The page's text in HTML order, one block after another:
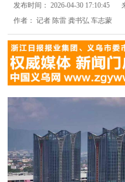
发布时间：2026-04-30 17:10:45
作者：记者 陈雷 龚书弘 车志蒙